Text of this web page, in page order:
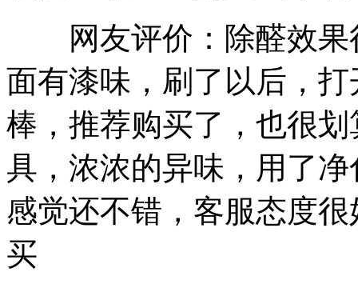
网友评价：除醛效果
面有漆味，刷了以后，
棒，推荐购买了，也很
具，浓浓的异味，用了
感觉还不错，客服态度
买